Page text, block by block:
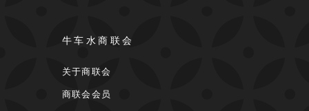
牛车水商联会
关于商联会
商联会会员